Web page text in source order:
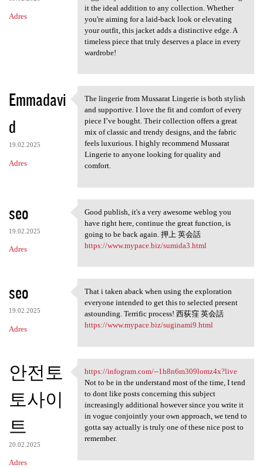
Adres
it the ideal addition to any collection. Whether
you're aiming for a laid-back look or elevating
your outfit, this jacket adds a distinctive edge. A
timeless piece that truly deserves a place in every
wardrobe!
Emmadavi
d
19.02.2025
Adres
The lingerie from Mussarat
The lingerie from Mussarat Lingerie is both stylish
and supportive. I love the fit and comfort of every
piece I’ve bought. Their collection offers a great
mix of classic and trendy designs, and the fabric
feels luxurious. I highly recommend Mussarat
Lingerie to anyone looking for quality and
comfort.
seo
19.02.2025
Adres
Good publish, it's a very
Good publish, it's a very awesome weblog you
have right here, continue the great function, is
going to be back again. 押上 英会話
https://www.mypace.biz/sumida3.html
seo
19.02.2025
Adres
That i taken aback when using
That i taken aback when using the exploration
everyone intended to get this to selected present
astounding. Terrific process! 西荻窪 英会話
https://www.mypace.biz/suginami9.html
안전토
토사이
트
20.02.2025
Adres
https://infogram.com/-
https://infogram.com/--1h8n6m309lomz4x?live
Not to be in the understand most of the time, I tend
to dont like posts concerning this subject
increasingly additional however since you write it
in vogue conjointly your own approach, we tend to
gotta say actually is truly one of these nice post to
remember.